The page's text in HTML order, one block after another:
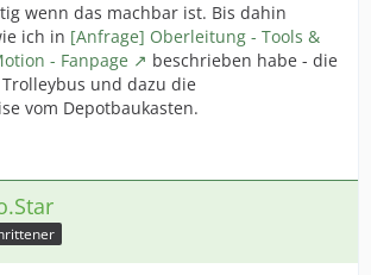
wenn das machbar ist. Bis dahin
ich in [Anfrage] Oberleitung - Tools &
- Fanpage
beschrieben habe - die
und dazu die
vom Depotbaukasten.